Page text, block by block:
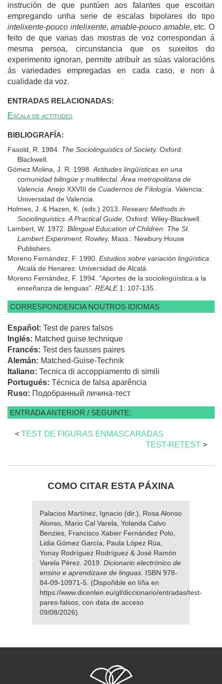
instrución de que puntúen aos falantes que escoitan
empregando unha serie de escalas bipolares do tipo
intelixente-pouco intelixente,amable-pouco amable, etc. O
feito de que varias das mostras de voz correspondan á
mesma persoa, circunstancia que os suxeitos do
experimento ignoran, permite atribuír as súas valoracións
ás variedades empregadas en cada caso, e non á
cualidade da voz.
ENTRADAS RELACIONADAS:
Escala de actitudes
BIBLIOGRAFÍA:
Fasold, R. 1984. The Sociolinguistics of Society. Oxford:
Blackwell.
Gómez Molina, J. R. 1998. Actitudes lingüísticas en una
comunidad bilingüe y multilectal. Área metropolitana de
Valencia . Anejo XXVIII de Cuadernos de Filología . Valencia:
Universidad de Valencia.
Holmes, J. & Hazen, K. (eds.) 2013. Researc Methods in
Sociolinguistics. A Practical Guide . Oxford: Wiley-Blackwell.
Lambert, W. 1972. Bilingual Education of Children: The St.
Lambert Experiment. Rowley, Mass.: Newbury House
Publishers.
Moreno Fernández, F. 1990. Estudios sobre variación lingüística
Alcalá de Henares: Universidad de Alcalá.
Moreno Fernández, F. 1994. "Aportes de la sociolingüística a la
enseñanza de lenguas". REALE1: 107-135.
CORRESPONDENCIA NOUTROS IDIOMAS
Español: Test de pares falsos
Inglés: Matched guise technique
Francés: Test des fausses paires
Alemán: Matched-Guise-Technik
Italiano: Tecnica di accoppiamento di simili
Portugués: Técnica de falsa aparência
Ruso: Подобранный личина-тест
ENTRADA ANTERIOR / SEGUINTE:
< TEST DE FIGURAS ENMASCARADAS
TEST-RETEST >
COMO CITAR ESTA PÁXINA
Palacios Martínez, Ignacio (dir.), Rosa Alonso
Alonso, Mario Cal Varela, Yolanda Calvo
Benzies, Francisco Xabier Fernández Polo,
Lidia Gómez García, Paula López Rúa,
Yonay Rodríguez Rodríguez & José Ramón
Varela Pérez. 2019. Dicionario electrónico de
ensino e aprendizaxe de linguas . ISBN 978-
84-09-10971-5. (Dispoñible en líña en
https://www.dicenlen.eu/gl/diccionario/entradas/test-
pares-falsos, con data de acceso
09/08/2026).